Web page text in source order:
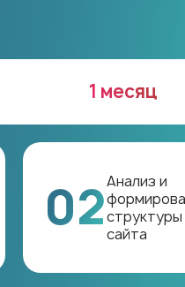
1 месяц
02Анализ и
структуры
сайта